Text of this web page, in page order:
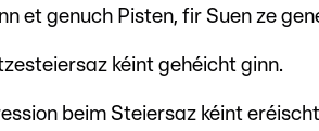
et genuch Pisten, fir Suen ze
kéint gehéicht ginn.
beim Steiersaz kéint